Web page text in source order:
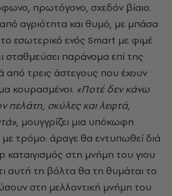
πρωτόγονο, σχεδόν βίαιο.
αγριότητα και θυμό, με μπάσα
εσωτερικό ενός Smart με φιμέ
σταθμεύσει παράνομα επί της
τρεις άστεγους που έχουν
κουρασμένοι. «Ποτέ δεν κάνω
πελάτη, σκύλες και λεφτά,
μουγγρίζει μια υπόκωφη
τρόμο: άραγε θα εντυπωθεί διά
στη μνήμη του γιου
αυτή τη βόλτα θα τη θυμάται το
στη μελλοντική μνήμη του